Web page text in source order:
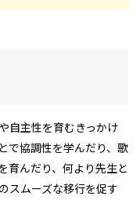
自主性を育むきっかけ
で協調性を学んだり、歌
育んだり、何より先生と
スムーズな移行を促す